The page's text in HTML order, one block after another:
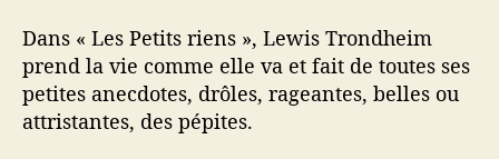
Dans « Les Petits riens », Lewis Trondheim
prend la vie comme elle va et fait de toutes ses
petites anecdotes, drôles, rageantes, belles ou
attristantes, des pépites.